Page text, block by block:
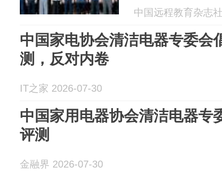
质量发展论
中国远程教育杂志
中国家电协会清洁电器专委会
测，反对内卷
IT之家 2026-07-30
中国家用电器协会清洁电器专
评测
金融界 2026-07-30